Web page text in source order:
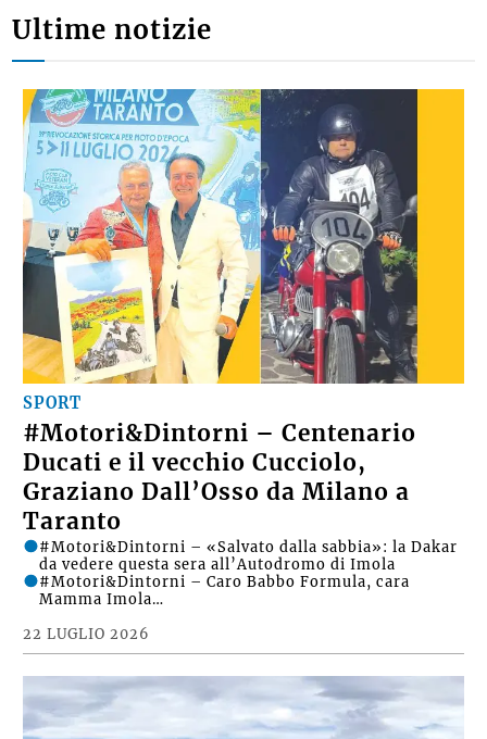
Ultime notizie
SPORT
#Motori&Dintorni – Centenario
Ducati e il vecchio Cucciolo,
Graziano Dall’Osso da Milano a
Taranto
22 LUGLIO 2026
#Motori&Dintorni – «Salvato dalla sabbia»: la Dakar
da vedere questa sera all’Autodromo di Imola
#Motori&Dintorni – Caro Babbo Formula, cara
Mamma Imola…